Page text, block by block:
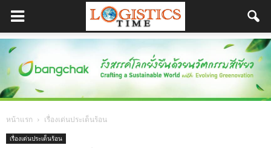
หน้าแรก เรื่องเด่นประเด็นร้อน
เรื่องเด่นประเด็นร้อน